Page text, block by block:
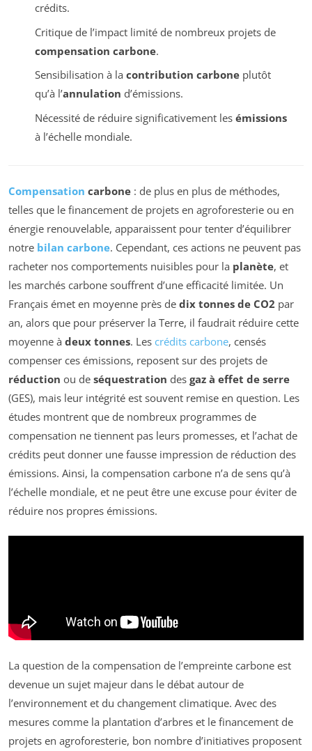
crédits.
Critique de l’impact limité de nombreux projets de
compensation carbone.
Sensibilisation à la contribution carboneplutôt
qu’à l’annulation d’émissions.
Nécessité de réduire significativement les émissions
à l’échelle mondiale.
Compensation carbone : de plus en plus de méthodes,
telles que le financement de projets en agroforesterie ou en
énergie renouvelable, apparaissent pour tenter d’équilibrer
notre bilan carbone. Cependant, ces actions ne peuvent pas
racheter nos comportements nuisibles pour la planète, et
les marchés carbone souffrent d’une efficacité limitée. Un
Français émet en moyenne près de dix tonnes de CO2 par
an, alors que pour préserver la Terre, il faudrait réduire cette
moyenne à deux tonnes. Les crédits carbone, censés
compenser ces émissions, reposent sur des projets de
réduction ou de séquestration des gaz à effet de serre
(GES), mais leur intégrité est souvent remise en question. Les
études montrent que de nombreux programmes de
compensation ne tiennent pas leurs promesses, et l’achat de
crédits peut donner une fausse impression de réduction des
émissions. Ainsi, la compensation carbone n’a de sens qu’à
l’échelle mondiale, et ne peut être une excuse pour éviter de
réduire nos propres émissions.
La question de la compensation de l’empreinte carbone est
devenue un sujet majeur dans le débat autour de
l’environnement et du changement climatique. Avec des
mesures comme la plantation d’arbres et le financement de
projets en agroforesterie, bon nombre d’initiatives proposent